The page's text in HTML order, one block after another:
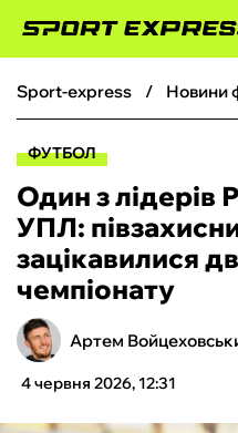
ФУТБОЛ
БОКС
ХОКЕЙ
ТЕНІС
КІБЕРСПОРТ
sport-express
ФУТБОЛ
Один з лідерів
УПЛ:
зацікавилися
чемпіонату
Артем
4 червня 2026, 12:31